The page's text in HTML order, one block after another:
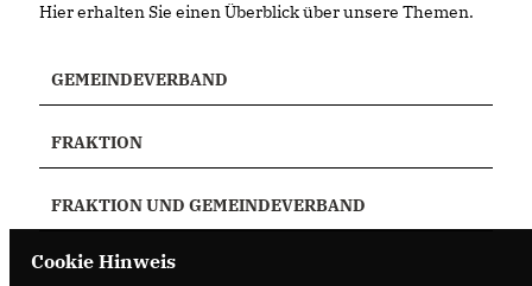
Hier erhalten Sie einen Überblick über unsere Themen.
GEMEINDEVERBAND
FRAKTION
FRAKTION UND GEMEINDEVERBAND
Cookie Hinweis